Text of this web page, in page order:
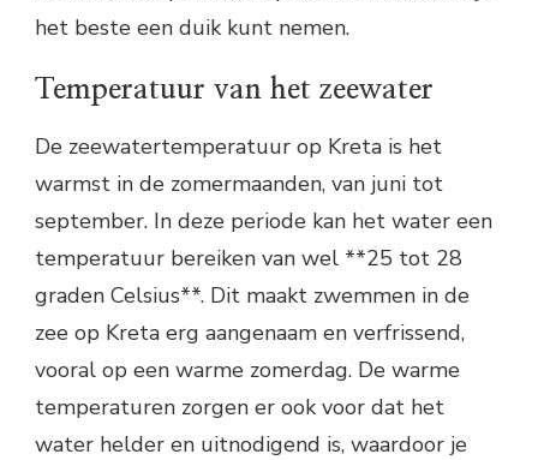
het beste een duik kunt nemen.
Temperatuur van het zeewater
De zeewatertemperatuur op Kreta is het
warmst in de zomermaanden, van juni tot
september. In deze periode kan het water een
temperatuur bereiken van wel **25 tot 28
graden Celsius**. Dit maakt zwemmen in de
zee op Kreta erg aangenaam en verfrissend,
vooral op een warme zomerdag. De warme
temperaturen zorgen er ook voor dat het
water helder en uitnodigend is, waardoor je